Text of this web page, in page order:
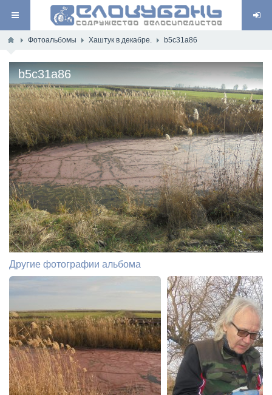
Фотоальбомы Хаштук в декабре. b5c31a86
b5c31a86
Другие фотографии альбома